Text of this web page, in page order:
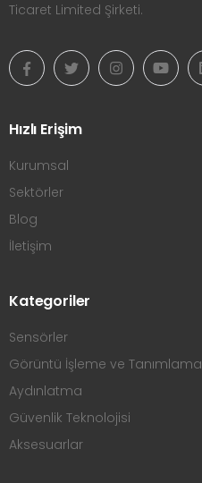
Ticaret Limited Şirketi.
Hızlı Erişim
Kurumsal
Sektörler
Blog
İletişim
Kategoriler
Sensörler
Görüntü İşleme ve Tanımlama
Aydınlatma
Güvenlik Teknolojisi
Aksesuarlar